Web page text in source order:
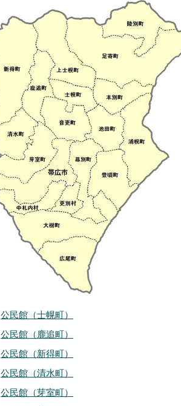
公民館（士幌町）
公民館（鹿追町）
公民館（新得町）
公民館（清水町）
公民館（芽室町）